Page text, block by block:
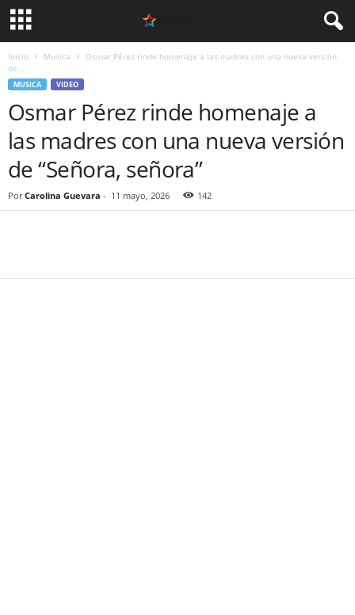
Inicio Musica
Osmar Pérez rinde homenaje a las madres con una nueva versión
de...
MUSICA VIDEO
Osmar Pérez rinde homenaje a
las madres con una nueva versión
de “Señora, señora”
Por Carolina Guevara - 11 mayo, 2026 142